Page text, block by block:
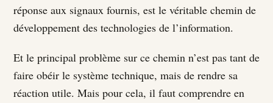
réponse aux signaux fournis, est le véritable chemin de
développement des technologies de l’information.
Et le principal problème sur ce chemin n’est pas tant de
faire obéir le système technique, mais de rendre sa
réaction utile. Mais pour cela, il faut comprendre en